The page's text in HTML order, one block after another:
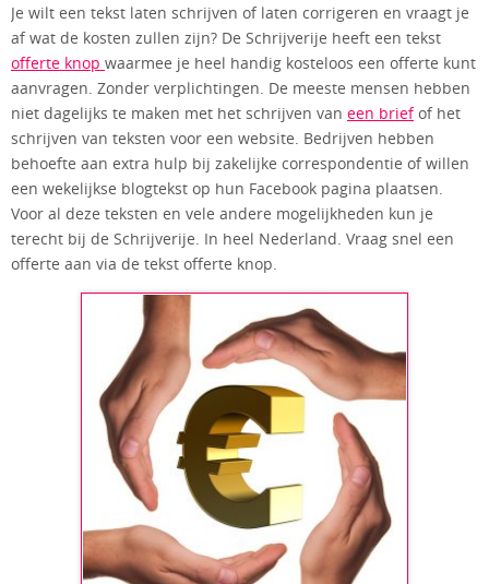
Je wilt een tekst laten schrijven of laten corrigeren en vraagt je
af wat de kosten zullen zijn? De Schrijverije heeft een tekst
offerte knop waarmee je heel handig kosteloos een offerte kunt
aanvragen. Zonder verplichtingen. De meeste mensen hebben
niet dagelijks te maken met het schrijven van een briefof het
schrijven van teksten voor een website. Bedrijven hebben
behoefte aan extra hulp bij zakelijke correspondentie of willen
een wekelijkse blogtekst op hun Facebook pagina plaatsen.
Voor al deze teksten en vele andere mogelijkheden kun je
terecht bij de Schrijverije. In heel Nederland. Vraag snel een
offerte aan via de tekst offerte knop.